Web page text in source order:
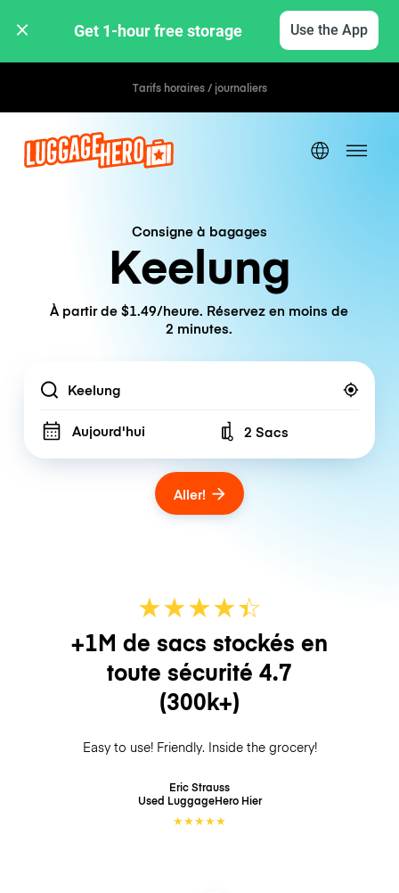
Get 1-hour free storage Use the App
Tarifs horaires / journaliers
Consigne à bagages
Keelung
À partir de $1.49/heure. Réservez en moins de
2 minutes.
Location
Aujourd'hui Number of bags
2 Sacs
Aller!
★★★★☆
★
+1M de sacs stockés en
toute sécurité 4.7
(300k+)
Easy to use! Friendly. Inside the grocery!
Eric Strauss
Used LuggageHero Hier
★★★★★